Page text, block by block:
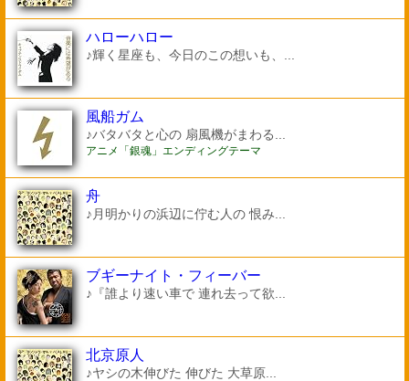
ハローハロー
♪輝く星座も、今日のこの想いも、...
風船ガム
♪バタバタと心の 扇風機がまわる...
アニメ「銀魂」エンディングテーマ
舟
♪月明かりの浜辺に佇む人の 恨み...
ブギーナイト・フィーバー
♪『誰より速い車で 連れ去って欲...
北京原人
♪ヤシの木伸びた 伸びた 大草原...